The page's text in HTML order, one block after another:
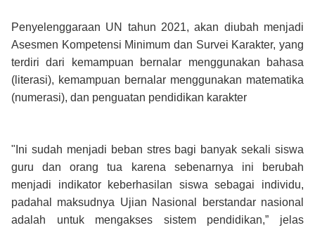
Penyelenggaraan UN tahun 2021, akan diubah menjadi
Asesmen Kompetensi Minimum dan Survei Karakter, yang
terdiri dari kemampuan bernalar menggunakan bahasa
(literasi), kemampuan bernalar menggunakan matematika
(numerasi), dan penguatan pendidikan karakter
"Ini sudah menjadi beban stres bagi banyak sekali siswa
guru dan orang tua karena sebenarnya ini berubah
menjadi indikator keberhasilan siswa sebagai individu,
padahal maksudnya Ujian Nasional berstandar nasional
adalah untuk mengakses sistem pendidikan,” jelas